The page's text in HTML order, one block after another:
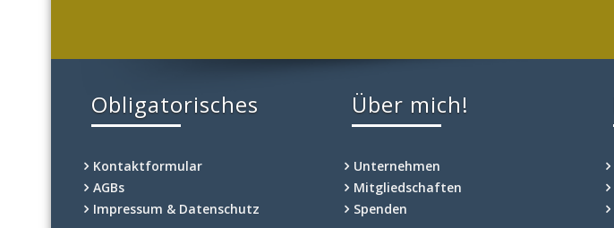
Obligatorisches
Kontaktformular
AGBs
Impressum & Datenschutz
Über mich!
Unternehmen
Mitgliedschaften
Spenden